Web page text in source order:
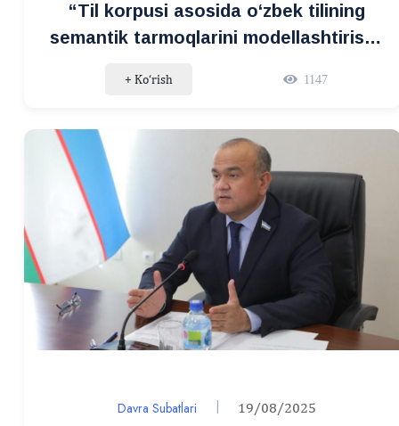
“Til korpusi asosida o‘zbek tilining
semantik tarmoqlarini modellashtirish”
+ Ko‘rish 1147
Davra Subatlari 19/08/2025